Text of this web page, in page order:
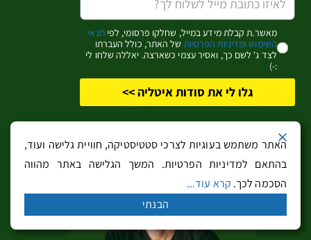
רומא וטוסקנה
דרום איטליה
מסלולי טיול וטיפים ממטיילים
מי אנחנו
הנחות והטבות
צפון איטליה
אגם גארדה
דרום טירול
מחוז לומברדיה
האתר משתמש בעוגיות לצרכי סטטיסטיקה, חוויית גלישה ועוד,
בהתאם למדיניות הפרטיות. המשך הגלישה באתר מהווה
הסכמה לכך. קרא עוד...
הבנתי
מאשר.ת קבלת מידע במייל, שחלקו פרסומי, לפיתנאי
השימוש ומדיניות הפרטיות של האתר, כולל העברתו
לצד ג' לשם כך, ואסיר עצמי כשארצה. יאללה שלחו לי
:-)
גלו לי את סודות איטליה >>